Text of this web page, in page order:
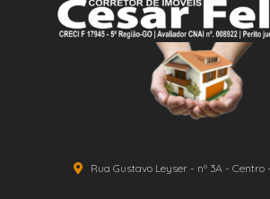
Rua Gustavo Leyser - nº 3A -